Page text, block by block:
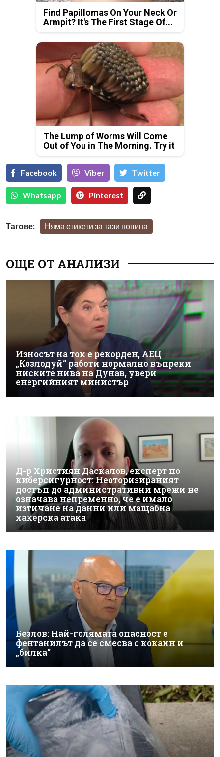
Find Papillomas On Your Neck Or
Armpit? It's The First Stage Of...
The Lump of Worms Will Come
Out of You in The Morning. Try it
Facebook Viber Тwitter
Whatsapp Pinterest
Тагове: Няма етикети за тази новина
ОЩЕ ОТ АНАЛИЗИ
Износът на ток е рекорден, АЕЦ
„Козлодуй“ работи нормално въпреки
ниските нива на Дунав, увери
енергийният министър
Д-р Християн Даскалов, експерт по
киберсигурност: Неоторизираният
достъп до административни мрежи не
означава непременно, че е имало
изтичане на данни или мащабна
хакерска атака
Безлов: Най-голямата опасност е
фентанилът да се смесва с кокаин и
„билка“